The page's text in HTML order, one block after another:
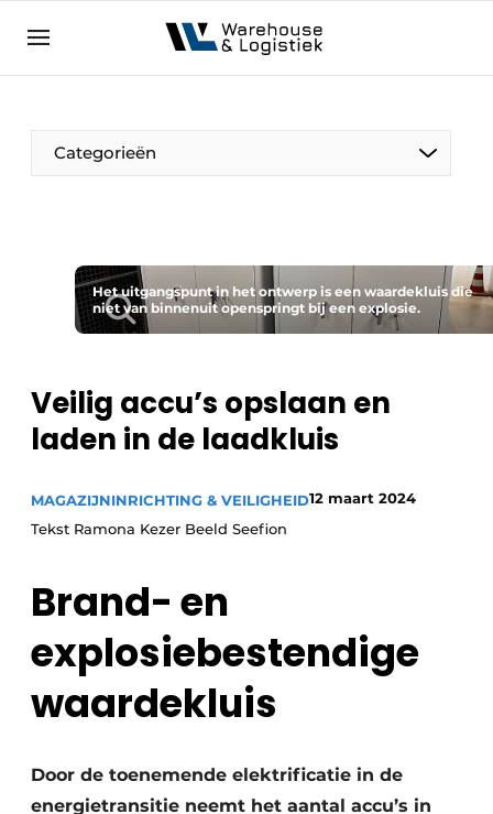
NL EN
Categorieën
Het uitgangspunt in het ontwerp is een waardekluis die
niet van binnenuit openspringt bij een explosie.
Veilig accu’s opslaan en
laden in de laadkluis
MAGAZIJNINRICHTING & VEILIGHEID12 maart 2024
Tekst Ramona Kezer Beeld Seefion
Brand- en
explosiebestendige
waardekluis
Door de toenemende elektrificatie in de
energietransitie neemt het aantal accu’s in